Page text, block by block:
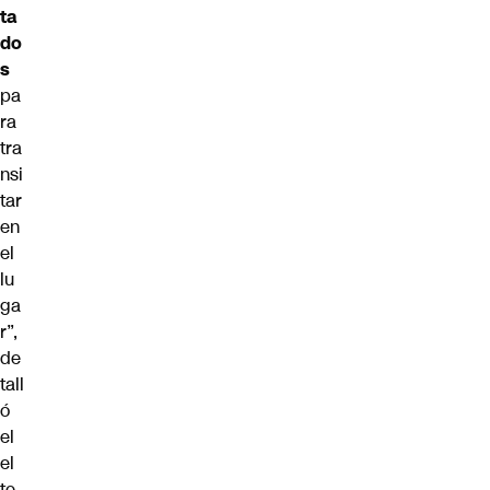
ta
do
s
pa
ra
tra
nsi
tar
en
el
lu
ga
r”,
de
tall
ó
el
el